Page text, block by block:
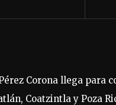
Corona llega para
Coatzintla y Poza